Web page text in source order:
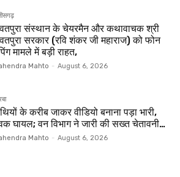
संस्थान के चेयरमैन और कथावाचक श्री
सरकार (रवि शंकर जी महाराज) को फोन
मामले में बड़ी राहत,
Mahto - August 6, 2026
के करीब जाकर वीडियो बनाना पड़ा भारी,
घायल; वन विभाग ने जारी की सख्त चेतावनी…
Mahto - August 6, 2026